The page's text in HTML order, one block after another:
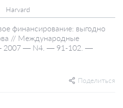
Harvard
финансирование: выгодно
// Международные
2007 — N4. — 91-102. —
Поделиться